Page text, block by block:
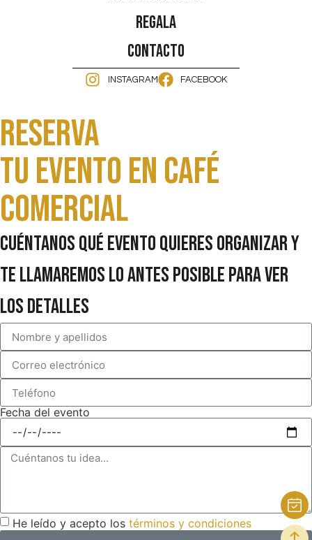
Regala
Contacto
INSTAGRAM FACEBOOK
Reserva
Tu evento en Café
comercial
Cuéntanos qué evento quieres organizar y
te llamaremos lo antes posible para ver
los detalles
Fecha del evento
He leído y acepto los términos y condiciones